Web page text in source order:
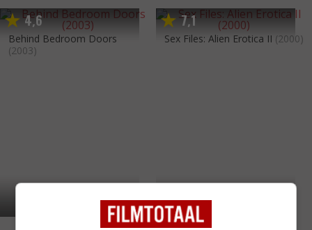
4,6
Behind Bedroom Doors
(2003)
7,1
Sex Files: Alien Erotica II (2000)